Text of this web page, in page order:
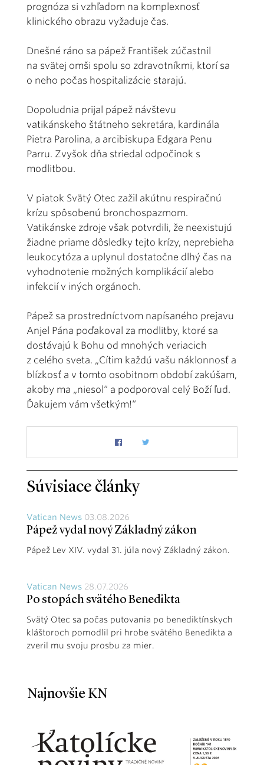
prognóza si vzhľadom na komplexnosť
klinického obrazu vyžaduje čas.
Dnešné ráno sa pápež František zúčastnil
na svätej omši spolu so zdravotníkmi, ktorí sa
o neho počas hospitalizácie starajú.
Dopoludnia prijal pápež návštevu
vatikánskeho štátneho sekretára, kardinála
Pietra Parolina, a arcibiskupa Edgara Penu
Parru. Zvyšok dňa striedal odpočinok s
modlitbou.
V piatok Svätý Otec zažil akútnu respiračnú
krízu spôsobenú bronchospazmom.
Vatikánske zdroje však potvrdili, že neexistujú
žiadne priame dôsledky tejto krízy, neprebieha
leukocytóza a uplynul dostatočne dlhý čas na
vyhodnotenie možných komplikácií alebo
infekcií v iných orgánoch.
Pápež sa prostredníctvom napísaného prejavu
Anjel Pána poďakoval za modlitby, ktoré sa
dostávajú k Bohu od mnohých veriacich
z celého sveta. „Cítim každú vašu náklonnosť a
blízkosť a v tomto osobitnom období zakúšam,
akoby ma „niesol“ a podporoval celý Boží ľud.
Ďakujem vám všetkým!“
Súvisiace články
Vatican News 03.08.2026
Pápež vydal nový Základný zákon
Pápež Lev XIV. vydal 31. júla nový Základný zákon.
Vatican News 28.07.2026
Po stopách svätého Benedikta
Svätý Otec sa počas putovania po benediktínskych
kláštoroch pomodlil pri hrobe svätého Benedikta a
zveril mu svoju prosbu za mier.
Najnovšie KN